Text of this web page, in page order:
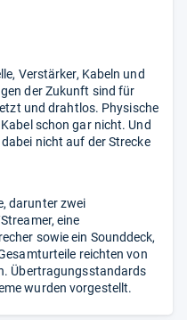
Verstärker, Kabeln und
der Zukunft sind für
und drahtlos. Physische
schon gar nicht. Und
nicht auf der Strecke
darunter zwei
eine
sowie ein Sounddeck,
reichten von
Übertragungsstandards
wurden vorgestellt.